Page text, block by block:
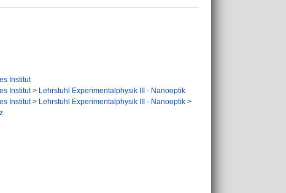
Institut
Institut> Lehrstuhl Experimentalphysik III - Nanooptik
Institut> Lehrstuhl Experimentalphysik III - Nanooptik >